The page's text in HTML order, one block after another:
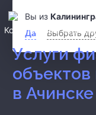
Вы из
Да
Выбрать
Комплексные
Услуги физической охраны
в Ачинске